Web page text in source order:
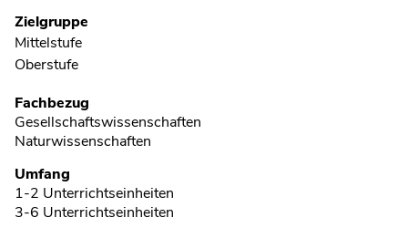
Zielgruppe
Mittelstufe
Oberstufe
Fachbezug
Gesellschaftswissenschaften
Naturwissenschaften
Umfang
1-2 Unterrichtseinheiten
3-6 Unterrichtseinheiten